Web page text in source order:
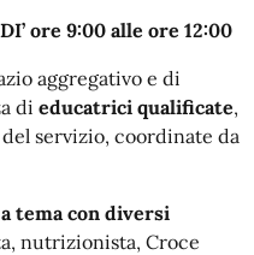
ore 9:00 alle ore 12:00
aggregativo e di
di educatrici qualificate,
servizio, coordinate da
tema con diversi
nutrizionista, Croce